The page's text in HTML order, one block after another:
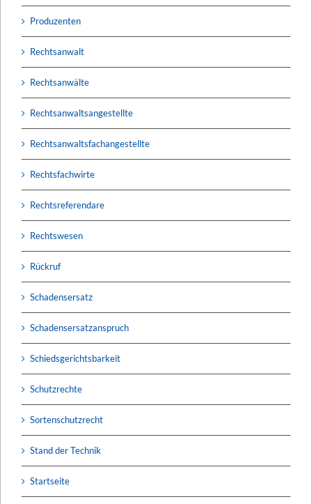
Produzenten
Rechtsanwalt
Rechtsanwälte
Rechtsanwaltsangestellte
Rechtsanwaltsfachangestellte
Rechtsfachwirte
Rechtsreferendare
Rechtswesen
Rückruf
Schadensersatz
Schadensersatzanspruch
Schiedsgerichtsbarkeit
Schutzrechte
Sortenschutzrecht
Stand der Technik
Startseite